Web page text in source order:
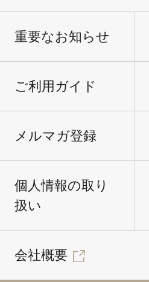
重要なお知らせ
ご利用ガイド
メルマガ登録
個人情報の取り
扱い
会社概要